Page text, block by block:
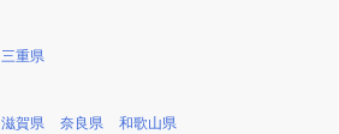
三重県
滋賀県 奈良県 和歌山県